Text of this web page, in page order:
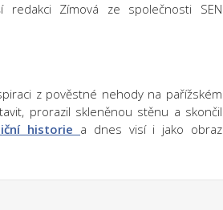
Zímová ze společnosti SEN
z pověstné nehody na pařížském
prorazil skleněnou stěnu a skončil
historie a dnes visí i jako obraz